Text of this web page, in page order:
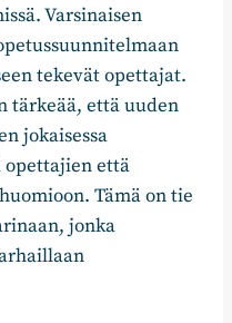
Varsinaisen
tekevät opettajat.
tärkeää, että uuden
jokaisessa
opettajien että
Tämä on tie
jonka